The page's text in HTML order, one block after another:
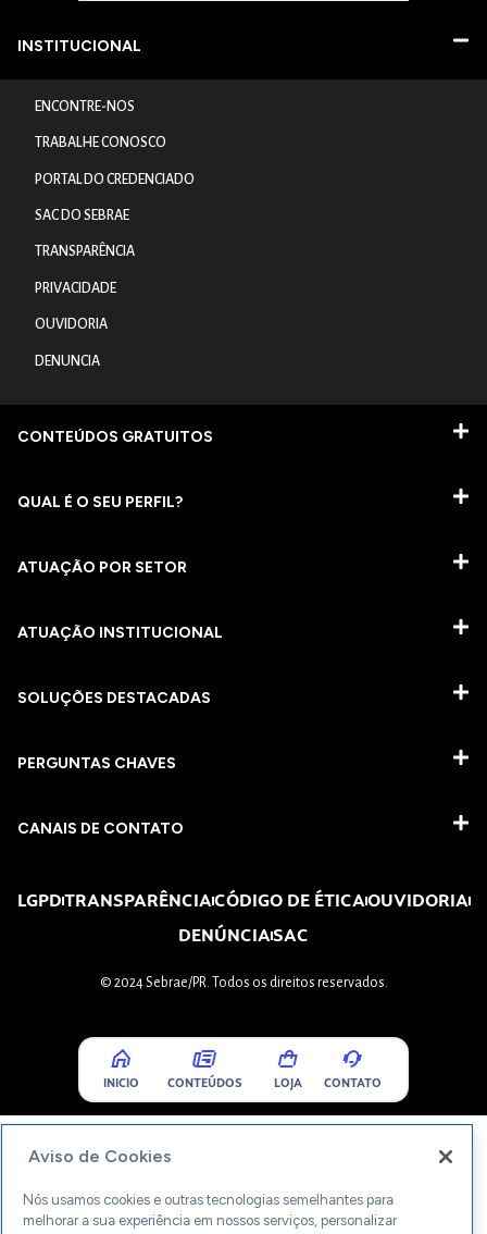
INSTITUCIONAL
ENCONTRE-NOS
TRABALHE CONOSCO
PORTAL DO CREDENCIADO
SAC DO SEBRAE
TRANSPARÊNCIA
PRIVACIDADE
OUVIDORIA
DENUNCIA
CONTEÚDOS GRATUITOS
QUAL É O SEU PERFIL?
ATUAÇÃO POR SETOR
ATUAÇÃO INSTITUCIONAL
SOLUÇÕES DESTACADAS
PERGUNTAS CHAVES​
CANAIS DE CONTATO
LGPDTRANSPARÊNCIACÓDIGO DE ÉTICAOUVIDORIA
DENÚNCIASAC
© 2024 Sebrae/PR. Todos os direitos reservados.
INICIO CONTEÚDOS LOJA CONTATO
Aviso de Cookies
Nós usamos cookies e outras tecnologias semelhantes para
melhorar a sua experiência em nossos serviços, personalizar